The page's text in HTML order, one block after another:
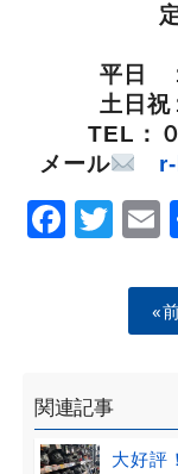
平日
土日祝
TEL：
メール
«
関連記事
大好評